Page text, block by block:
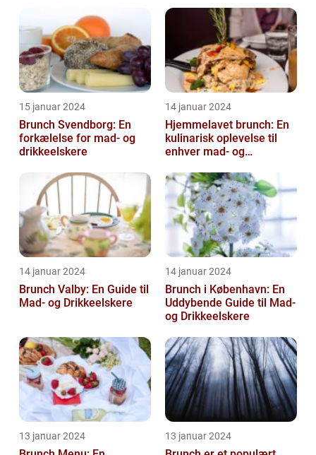
15 januar 2024
Brunch Svendborg: En
forkælelse for mad- og
drikkeelskere
14 januar 2024
Hjemmelavet brunch: En
kulinarisk oplevelse til
enhver mad- og
14 januar 2024
Brunch Valby: En Guide til
Mad- og Drikkeelskere
14 januar 2024
Brunch i København: En
Uddybende Guide til Mad-
og Drikkeelskere
13 januar 2024 13 januar 2024